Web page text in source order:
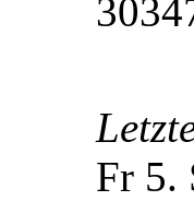
Fr 5.